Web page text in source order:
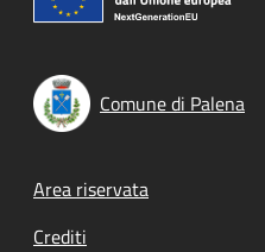
Comune di Palena
Footer menu
Area riservata
Crediti